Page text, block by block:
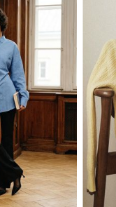
L